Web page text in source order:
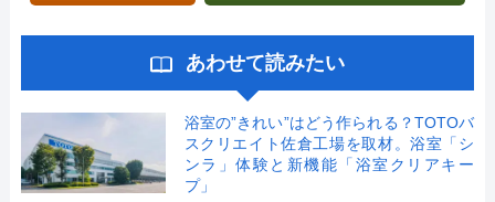
あわせて読みたい
浴室の”きれい”はどう作られる？TOTOバ
スクリエイト佐倉工場を取材。浴室「シ
ンラ」体験と新機能「浴室クリアキー
プ」